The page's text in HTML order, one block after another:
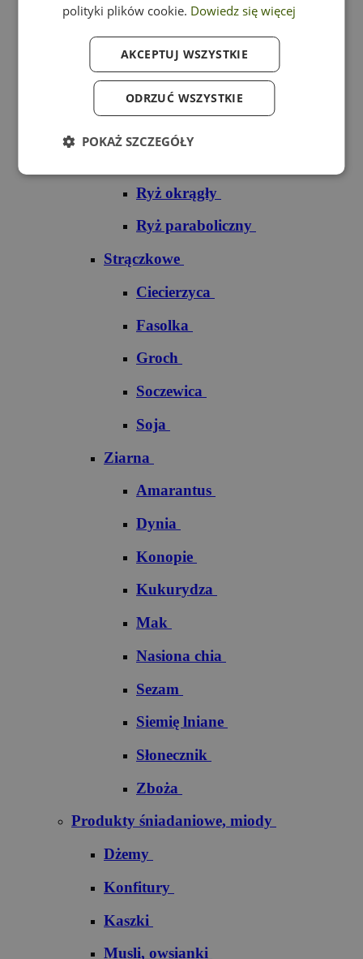
Ryż czerwony
Ryż do sushi
Ryż okrągły
Ryż paraboliczny
Strączkowe
Ciecierzyca
Fasolka
Groch
Soczewica
Soja
Ziarna
Amarantus
Dynia
Konopie
Kukurydza
Mak
Nasiona chia
Sezam
Siemię lniane
Słonecznik
Zboża
Produkty śniadaniowe, miody
Dżemy
Konfitury
Kaszki
Musli, owsianki
polityki plików cookie. Dowiedz się więcej
AKCEPTUJ WSZYSTKIE
ODRZUĆ WSZYSTKIE
POKAŻ SZCZEGÓŁY